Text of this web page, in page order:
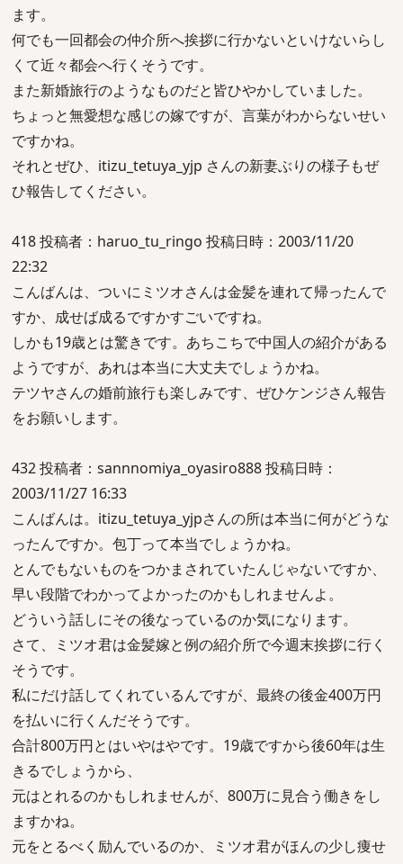
ます。
何でも一回都会の仲介所へ挨拶に行かないといけないらし
くて近々都会へ行くそうです。
また新婚旅行のようなものだと皆ひやかしていました。
ちょっと無愛想な感じの嫁ですが、言葉がわからないせい
ですかね。
それとぜひ、itizu_tetuya_yjp さんの新妻ぶりの様子もぜ
ひ報告してください。
418 投稿者：haruo_tu_ringo 投稿日時：2003/11/20
22:32
こんばんは、ついにミツオさんは金髪を連れて帰ったんで
すか、成せば成るですかすごいですね。
しかも19歳とは驚きです。あちこちで中国人の紹介がある
ようですが、あれは本当に大丈夫でしょうかね。
テツヤさんの婚前旅行も楽しみです、ぜひケンジさん報告
をお願いします。
432 投稿者：sannnomiya_oyasiro888 投稿日時：
2003/11/27 16:33
こんばんは。itizu_tetuya_yjpさんの所は本当に何がどうな
ったんですか。包丁って本当でしょうかね。
とんでもないものをつかまされていたんじゃないですか、
早い段階でわかってよかったのかもしれませんよ。
どういう話しにその後なっているのか気になります。
さて、ミツオ君は金髪嫁と例の紹介所で今週末挨拶に行く
そうです。
私にだけ話してくれているんですが、最終の後金400万円
を払いに行くんだそうです。
合計800万円とはいやはやです。19歳ですから後60年は生
きるでしょうから、
元はとれるのかもしれませんが、800万に見合う働きをし
ますかね。
元をとるべく励んでいるのか、ミツオ君がほんの少し痩せ